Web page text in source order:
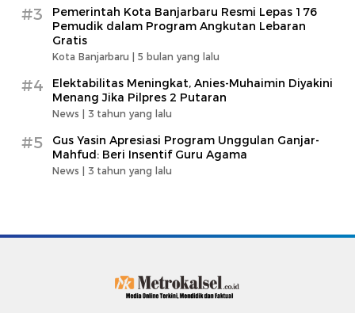
#3
Pemerintah Kota Banjarbaru Resmi Lepas 176
Pemudik dalam Program Angkutan Lebaran
Gratis
Kota Banjarbaru | 5 bulan yang lalu
#4
Elektabilitas Meningkat, Anies-Muhaimin Diyakini
Menang Jika Pilpres 2 Putaran
News | 3 tahun yang lalu
#5
Gus Yasin Apresiasi Program Unggulan Ganjar-
Mahfud: Beri Insentif Guru Agama
News | 3 tahun yang lalu